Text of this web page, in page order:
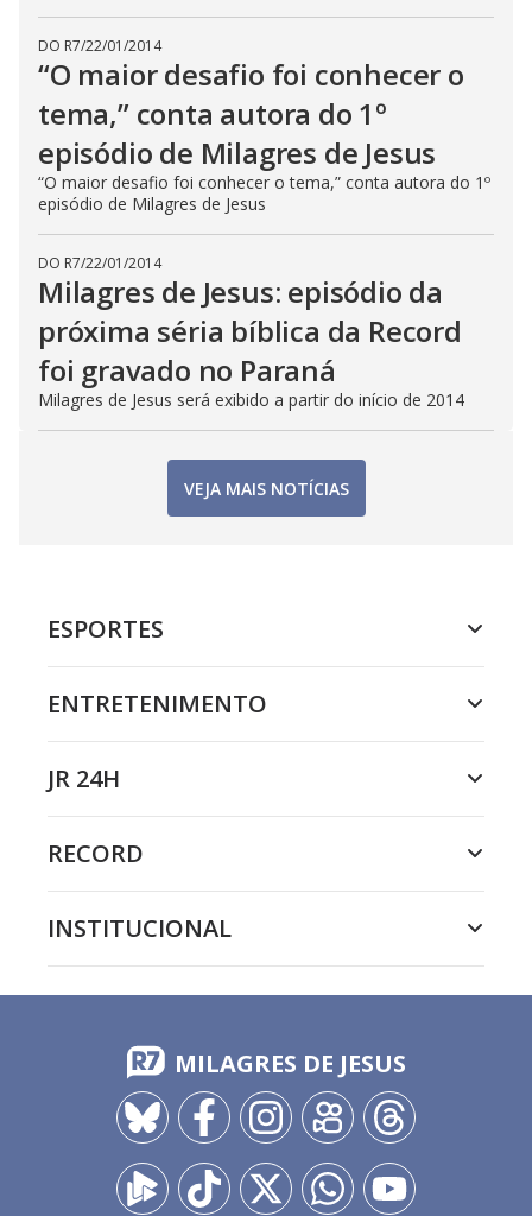
DO R7/22/01/2014
“O maior desafio foi conhecer o
tema,” conta autora do 1º
episódio de Milagres de Jesus
“O maior desafio foi conhecer o tema,” conta autora do 1º
episódio de Milagres de Jesus
DO R7/22/01/2014
Milagres de Jesus: episódio da
próxima séria bíblica da Record
foi gravado no Paraná
Milagres de Jesus será exibido a partir do início de 2014
VEJA MAIS NOTÍCIAS
ESPORTES
ENTRETENIMENTO
JR 24H
RECORD
INSTITUCIONAL
MILAGRES DE JESUS